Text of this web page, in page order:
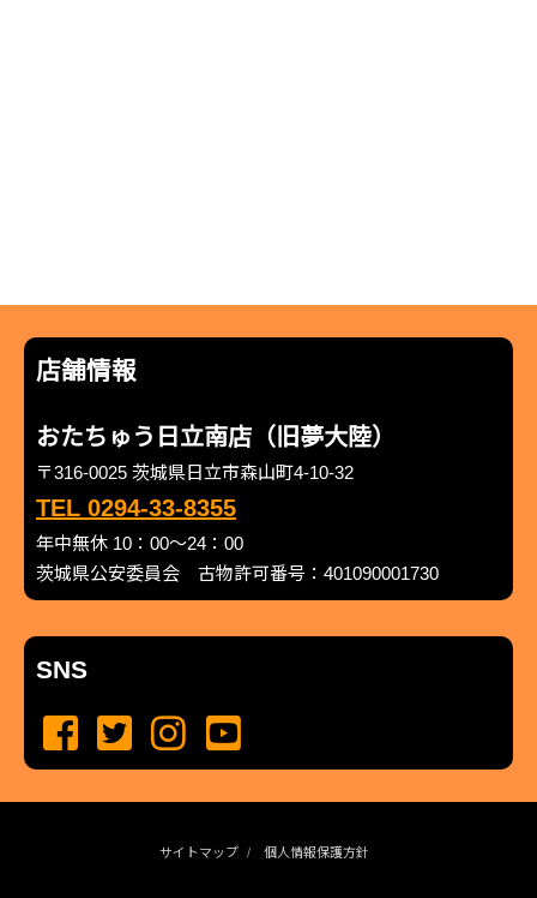
店舗情報
おたちゅう日立南店（旧夢大陸）
〒316-0025 茨城県日立市森山町4-10-32
TEL 0294-33-8355
年中無休 10：00～24：00
茨城県公安委員会 古物許可番号：401090001730
SNS
サイトマップ 個人情報保護方針